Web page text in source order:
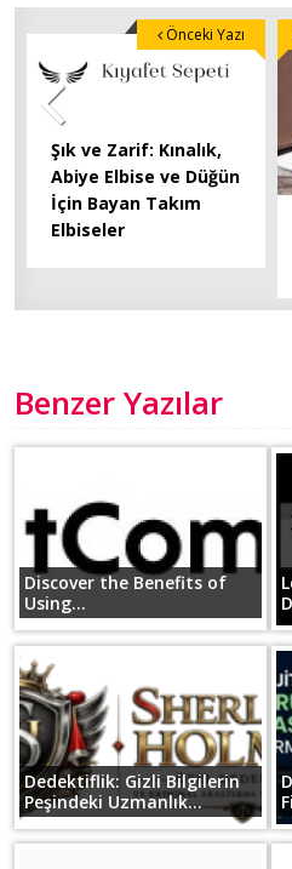
Şık ve Zarif: Kınalık,
Abiye Elbise ve Düğün
İçin Bayan Takım
Elbiseler
Önceki Yazı
Benzer Yazılar
Discover the Benefits of
Using...
Dedektiflik: Gizli Bilgilerin
Peşindeki Uzmanlık...